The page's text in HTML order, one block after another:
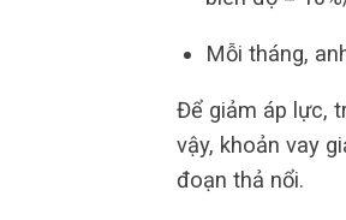
Mỗi tháng,
Để giảm áp lực,
vậy, khoản vay
đoạn thả nổi.